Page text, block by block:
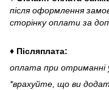
після оформлення
сторінку оплати за
♦ Післяплата:
оплата при отриманні
*врахуйте, що ви